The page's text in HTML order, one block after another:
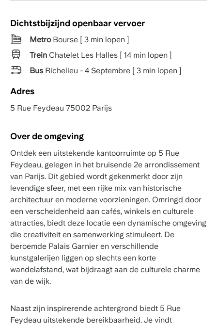
Dichtstbijzijnd openbaar vervoer
MetroBourse [ 3 min lopen ]
TreinChatelet Les Halles [ 14 min lopen ]
BusRichelieu - 4 Septembre [ 3 min lopen ]
Adres
5 Rue Feydeau 75002 Parijs
Over de omgeving
Ontdek een uitstekende kantoorruimte op 5 Rue
Feydeau, gelegen in het bruisende 2e arrondissement
van Parijs. Dit gebied wordt gekenmerkt door zijn
levendige sfeer, met een rijke mix van historische
architectuur en moderne voorzieningen. Omringd door
een verscheidenheid aan cafés, winkels en culturele
attracties, biedt deze locatie een dynamische omgeving
die creativiteit en samenwerking stimuleert. De
beroemde Palais Garnier en verschillende
kunstgalerijen liggen op slechts een korte
wandelafstand, wat bijdraagt aan de culturele charme
van de wijk.
Naast zijn inspirerende achtergrond biedt 5 Rue
Feydeau uitstekende bereikbaarheid. Je vindt